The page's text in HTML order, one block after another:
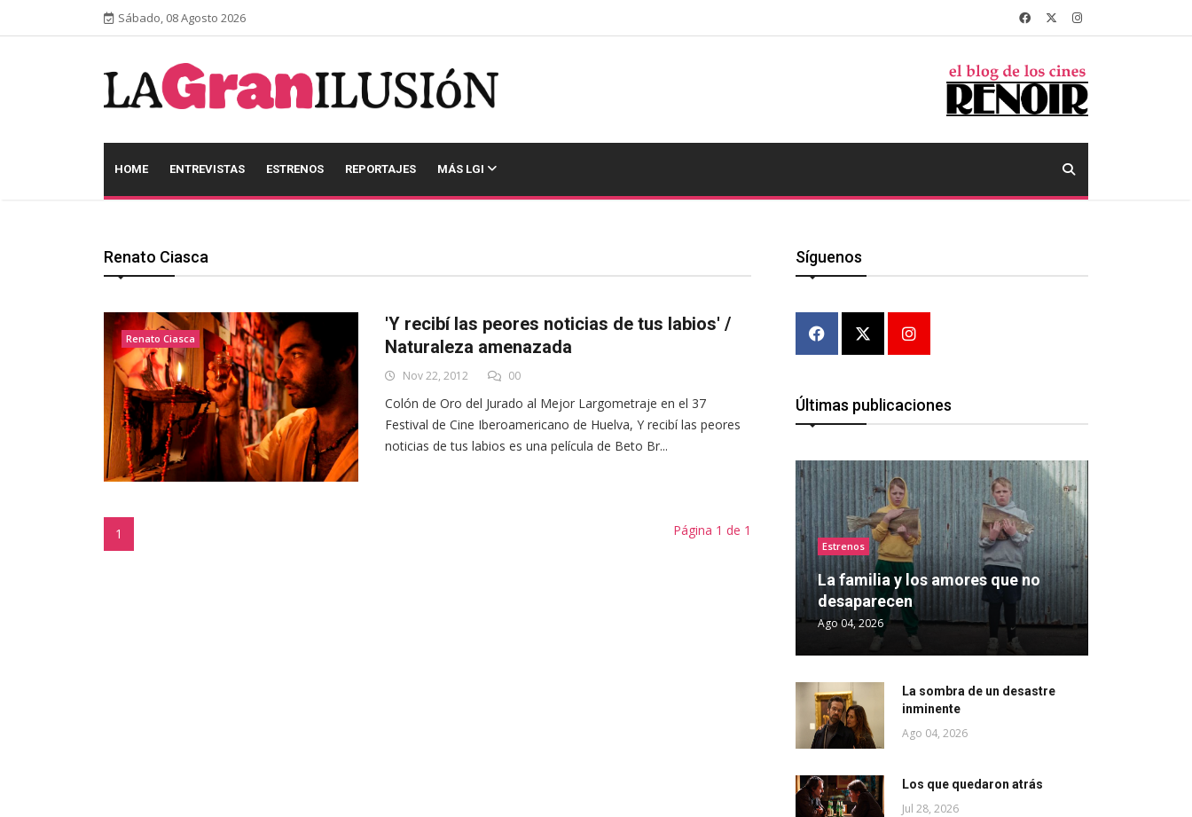
Sábado, 08 Agosto 2026
HOME ENTREVISTAS ESTRENOS REPORTAJES MÁS LGI
Renato Ciasca
Renato Ciasca
'Y recibí las peores noticias de tus labios' /
Naturaleza amenazada
Nov 22, 2012 00
Colón de Oro del Jurado al Mejor Largometraje en el 37
Festival de Cine Iberoamericano de Huelva, Y recibí las peores
noticias de tus labios es una película de Beto Br...
1 Página 1 de 1
Síguenos
Últimas publicaciones
Estrenos
La familia y los amores que no
desaparecen
Ago 04, 2026
La sombra de un desastre
inminente
Ago 04, 2026
Los que quedaron atrás
Jul 28, 2026